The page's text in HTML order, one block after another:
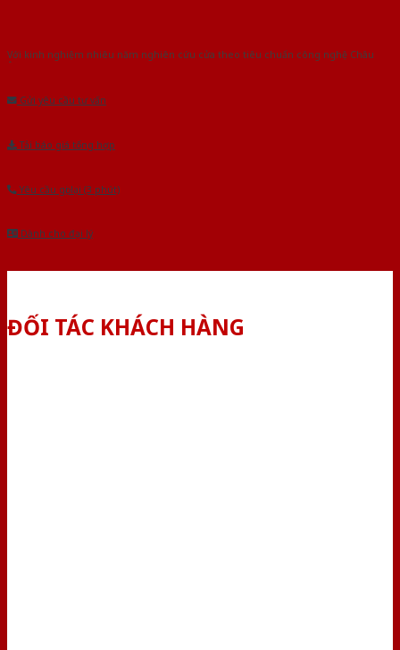
Với kinh nghiệm nhiêu năm nghiên cứu cửa theo tiêu chuẩn công nghệ Châu
Gửi yêu cầu tư vấn
Tải báo giá tổng hợp
Yêu cầu gọi lại (3 phút)
Dành cho đại lý
ĐỐI TÁC KHÁCH HÀNG